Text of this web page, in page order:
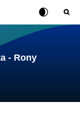
Rubah Posisi
Tombol
- Rony